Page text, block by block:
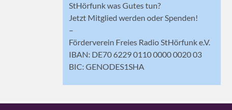
StHörfunk was Gutes tun?
Jetzt Mitglied werden oder Spenden!
–
Förderverein Freies Radio StHörfunk e.V.
IBAN: DE70 6229 0110 0000 0020 03
BIC: GENODES1SHA